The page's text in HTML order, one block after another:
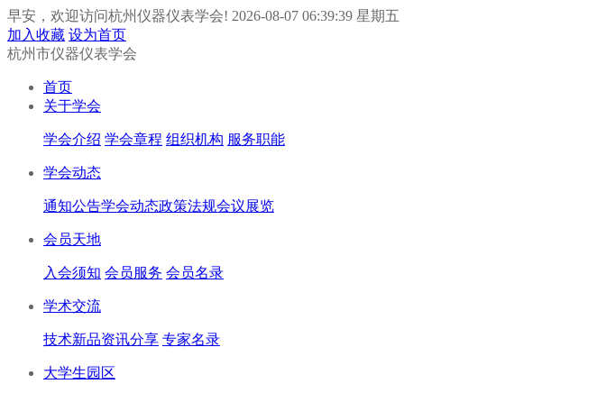
早安，欢迎访问杭州仪器仪表学会! 2026-08-07 06:39:40 星期五
加入收藏 设为首页
杭州市仪器仪表学会
首页
关于学会
学会介绍 学会章程 组织机构 服务职能
学会动态
通知公告学会动态政策法规会议展览
会员天地
入会须知 会员服务 会员名录
学术交流
技术新品资讯分享 专家名录
大学生园区